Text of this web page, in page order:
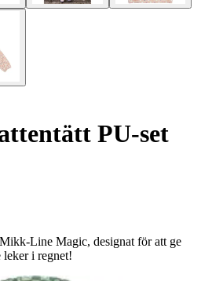
PU-set
Line Magic, designat för att ge
leker i regnet!